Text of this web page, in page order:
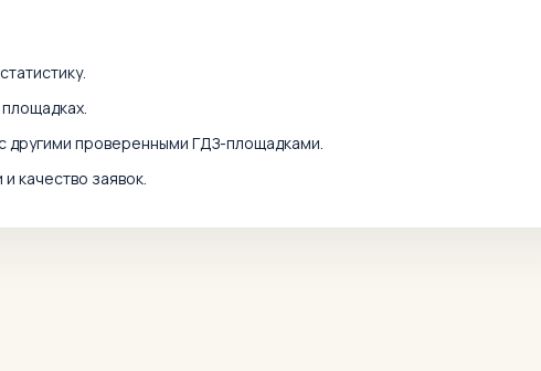
другими проверенными ГДЗ-площадками.
качество заявок.